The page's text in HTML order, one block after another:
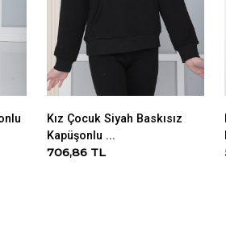
Kız Çocuk Siyah Baskısız
Kapüşonlu ...
706,86 TL